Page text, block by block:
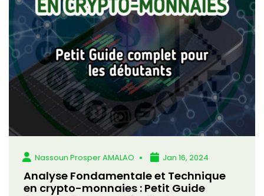
Nassoun Prosper AMALAO Jan 16, 2024
Analyse Fondamentale et Technique
en crypto-monnaies : Petit Guide